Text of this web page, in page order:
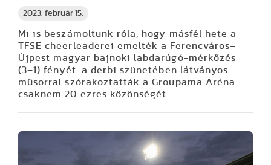
2023. február 15.
Mi is beszámoltunk róla, hogy másfél hete a
TFSE cheerleaderei emelték a Ferencváros–
Újpest magyar bajnoki labdarúgó-mérkőzés
(3–1) fényét: a derbi szünetében látványos
műsorral szórakoztatták a Groupama Aréna
csaknem 20 ezres közönségét.